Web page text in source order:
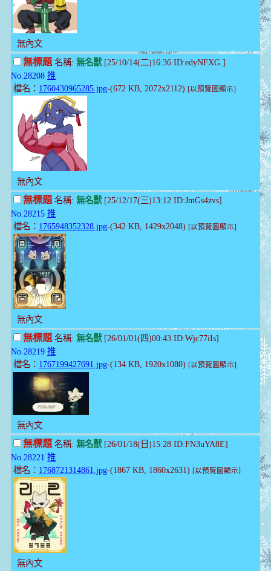
無內文
無標題名稱: 無名獸[25/10/14(二)16:36 ID:edyNFXG.]
No.28208 推
檔名： 1760430965285.jpg-(672 KB, 2072x2112) [以預覽圖顯示]
無內文
無標題名稱: 無名獸[25/12/17(三)13:12 ID:JmGs4zvs]
No.28215 推
檔名： 1765948352328.jpg-(342 KB, 1429x2048) [以預覽圖顯示]
無內文
無標題名稱: 無名獸[26/01/01(四)00:43 ID:Wjc77iIs]
No.28219 推
檔名： 1767199427691.jpg-(134 KB, 1920x1080) [以預覽圖顯示]
無內文
無標題名稱: 無名獸[26/01/18(日)15:28 ID:FN3uYA8E]
No.28221 推
檔名： 1768721314861.jpg-(1867 KB, 1860x2631) [以預覽圖顯示]
無內文